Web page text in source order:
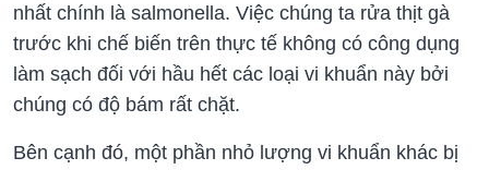
nhất chính là salmonella. Việc chúng ta rửa thịt gà
trước khi chế biến trên thực tế không có công dụng
làm sạch đối với hầu hết các loại vi khuẩn này bởi
chúng có độ bám rất chặt.
Bên cạnh đó, một phần nhỏ lượng vi khuẩn khác bị